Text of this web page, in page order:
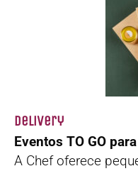
Delivery
Eventos TO GO
A Chef oferece